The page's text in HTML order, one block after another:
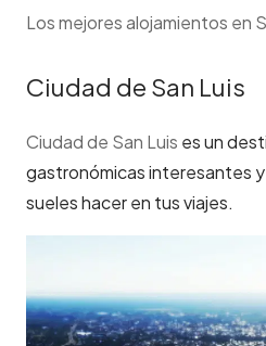
Los mejores alojamientos en
Ciudad de San Luis
Ciudad de San Luis es un
gastronómicas interesantes
sueles hacer en tus viajes.